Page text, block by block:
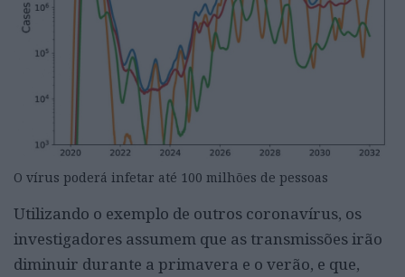
O vírus poderá infetar até 100 milhões de pessoas
Utilizando o exemplo de outros coronavírus, os
investigadores assumem que as transmissões irão
diminuir durante a primavera e o verão, e que,